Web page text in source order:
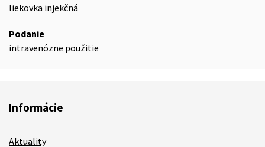
liekovka injekčná
Podanie
intravenózne použitie
Informácie
Aktuality